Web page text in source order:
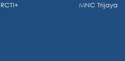
RCTI+
MNC Trijaya